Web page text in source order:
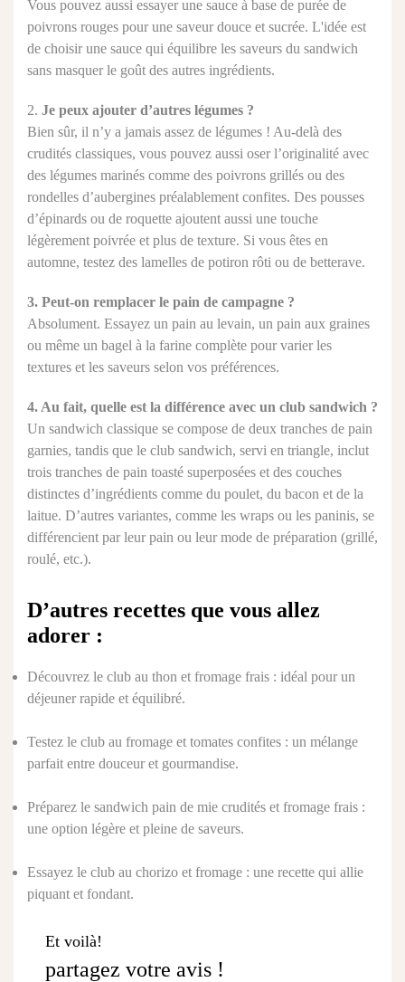
Vous pouvez aussi essayer une sauce à base de purée de
poivrons rouges pour une saveur douce et sucrée. L'idée est
de choisir une sauce qui équilibre les saveurs du sandwich
sans masquer le goût des autres ingrédients.
2. Je peux ajouter d’autres légumes ?
Bien sûr, il n’y a jamais assez de légumes ! Au-delà des
crudités classiques, vous pouvez aussi oser l’originalité avec
des légumes marinés comme des poivrons grillés ou des
rondelles d’aubergines préalablement confites. Des pousses
d’épinards ou de roquette ajoutent aussi une touche
légèrement poivrée et plus de texture. Si vous êtes en
automne, testez des lamelles de potiron rôti ou de betterave.
3. Peut-on remplacer le pain de campagne ?
Absolument. Essayez un pain au levain, un pain aux graines
ou même un bagel à la farine complète pour varier les
textures et les saveurs selon vos préférences.
4. Au fait, quelle est la différence avec un club sandwich ?
Un sandwich classique se compose de deux tranches de pain
garnies, tandis que le club sandwich, servi en triangle, inclut
trois tranches de pain toasté superposées et des couches
distinctes d’ingrédients comme du poulet, du bacon et de la
laitue. D’autres variantes, comme les wraps ou les paninis, se
différencient par leur pain ou leur mode de préparation (grillé,
roulé, etc.).
D’autres recettes que vous allez
adorer :
Découvrez le club au thon et fromage frais : idéal pour un
déjeuner rapide et équilibré.
Testez le club au fromage et tomates confites : un mélange
parfait entre douceur et gourmandise.
Préparez le sandwich pain de mie crudités et fromage frais :
une option légère et pleine de saveurs.
Essayez le club au chorizo et fromage : une recette qui allie
piquant et fondant.
Et voilà!
partagez votre avis !